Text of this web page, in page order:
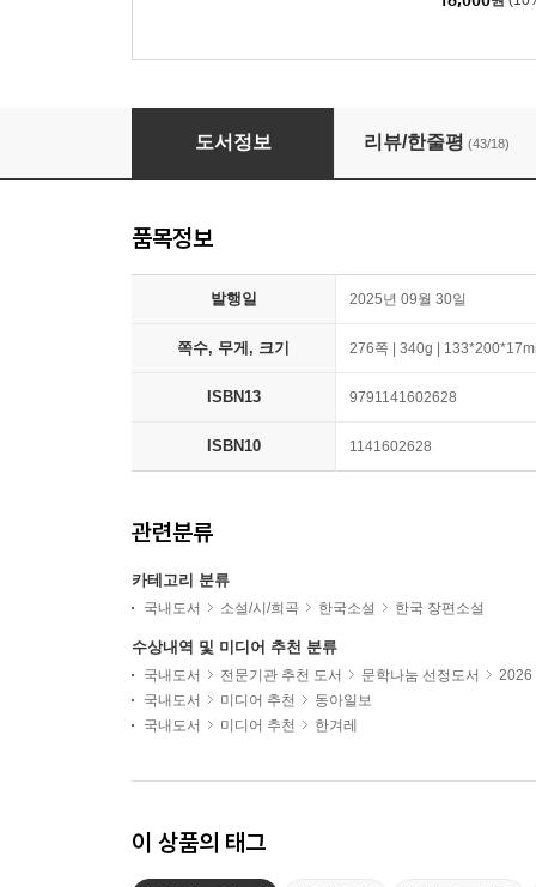
오직 그녀의 것
도서정보 리뷰/한줄평 (43/18)
품목정보
발행일 2025년 09월 30일
쪽수, 무게, 크기 276쪽 | 340g |
ISBN13 9791141602628
ISBN10 1141602628
관련분류
카테고리 분류
국내도서 소설/시/희곡 한국소설 한국 장편소설
수상내역 및 미디어 추천 분류
국내도서 전문기관 추천 도서 문학나눔 선정도서
2026
국내도서
미디어 추천
동아일보
국내도서
미디어 추천 한겨레
이 상품의 태그